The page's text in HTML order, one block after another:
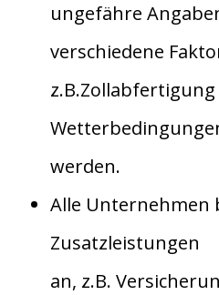
ungefähre
verschiedene
werden.
Alle Unternehmen
Zusatzleistungen
an, z.B.